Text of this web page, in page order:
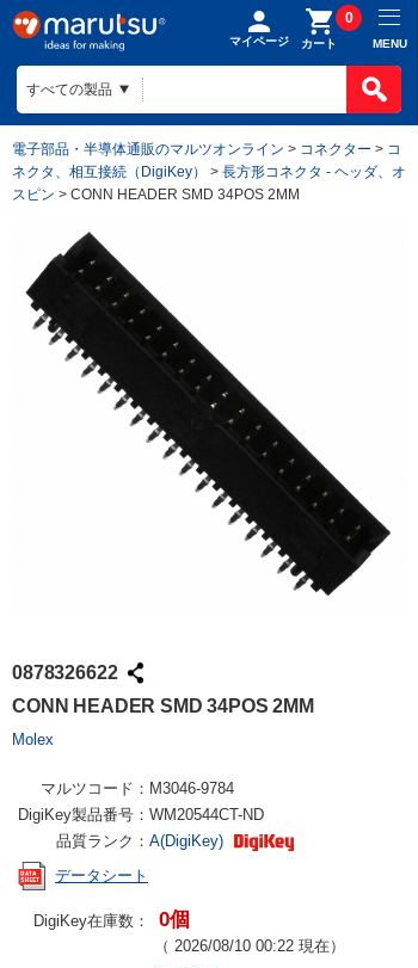
マイページ カート
0
MENU
電子部品・半導体通販のマルツオンライン > コネクター > コ
ネクタ、相互接続（DigiKey）
> 長方形コネクタ - ヘッダ、オ
スピン > CONN HEADER SMD 34POS 2MM
0878326622
CONN HEADER SMD 34POS 2MM
Molex
マルツコード： M3046-9784
DigiKey製品番号： WM20544CT-ND
品質ランク： A(DigiKey)
データシート
DigiKey在庫数： 0個
（ 2026/08/10 00:22 現在）